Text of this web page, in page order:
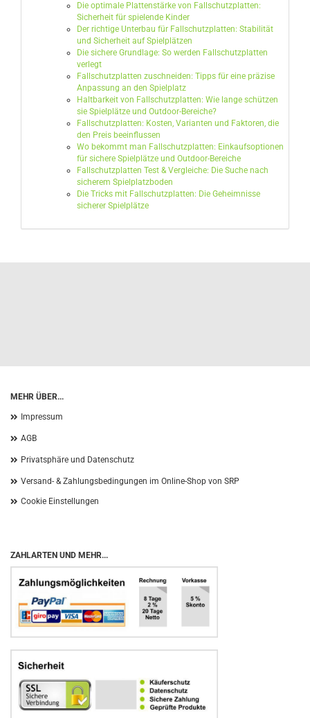
Die optimale Plattenstärke von Fallschutzplatten:
Sicherheit für spielende Kinder
Der richtige Unterbau für Fallschutzplatten: Stabilität
und Sicherheit auf Spielplätzen
Die sichere Grundlage: So werden Fallschutzplatten
verlegt
Fallschutzplatten zuschneiden: Tipps für eine präzise
Anpassung an den Spielplatz
Haltbarkeit von Fallschutzplatten: Wie lange schützen
sie Spielplätze und Outdoor-Bereiche?
Fallschutzplatten: Kosten, Varianten und Faktoren, die
den Preis beeinflussen
Wo bekommt man Fallschutzplatten: Einkaufsoptionen
für sichere Spielplätze und Outdoor-Bereiche
Fallschutzplatten Test & Vergleiche: Die Suche nach
sicherem Spielplatzboden
Die Tricks mit Fallschutzplatten: Die Geheimnisse
sicherer Spielplätze
MEHR ÜBER...
Impressum
AGB
Privatsphäre und Datenschutz
Versand- & Zahlungsbedingungen im Online-Shop von SRP
Cookie Einstellungen
ZAHLARTEN UND MEHR...